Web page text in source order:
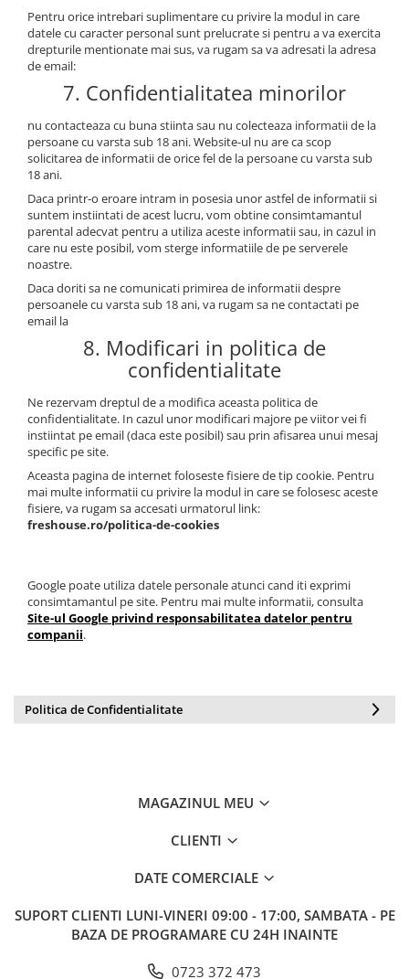
Pentru orice intrebari suplimentare cu privire la modul in care
datele cu caracter personal sunt prelucrate si pentru a va exercita
drepturile mentionate mai sus, va rugam sa va adresati la adresa
de email:
7. Confidentialitatea minorilor
nu contacteaza cu buna stiinta sau nu colecteaza informatii de la
persoane cu varsta sub 18 ani. Website-ul nu are ca scop
solicitarea de informatii de orice fel de la persoane cu varsta sub
18 ani.
Daca printr-o eroare intram in posesia unor astfel de informatii si
suntem instiintati de acest lucru, vom obtine consimtamantul
parental adecvat pentru a utiliza aceste informatii sau, in cazul in
care nu este posibil, vom sterge informatiile de pe serverele
noastre.
Daca doriti sa ne comunicati primirea de informatii despre
persoanele cu varsta sub 18 ani, va rugam sa ne contactati pe
email la
8. Modificari in politica de
confidentialitate
Ne rezervam dreptul de a modifica aceasta politica de
confidentialitate. In cazul unor modificari majore pe viitor vei fi
instiintat pe email (daca este posibil) sau prin afisarea unui mesaj
specific pe site.
Aceasta pagina de internet foloseste fisiere de tip cookie. Pentru
mai multe informatii cu privire la modul in care se folosesc aceste
fisiere, va rugam sa accesati urmatorul link:
freshouse.ro/politica-de-cookies
Google poate utiliza datele personale atunci cand iti exprimi
consimtamantul pe site. Pentru mai multe informatii, consulta
Site-ul Google privind responsabilitatea datelor pentru
companii.
Politica de Confidentialitate
MAGAZINUL MEU
CLIENTI
DATE COMERCIALE
SUPORT CLIENTI LUNI-VINERI 09:00 - 17:00, SAMBATA - PE
BAZA DE PROGRAMARE CU 24H INAINTE
0723 372 473